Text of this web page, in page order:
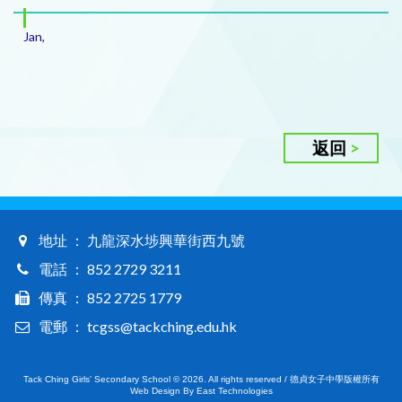
Jan,
返回
地址 ： 九龍深水埗興華街西九號
電話 ： 852 2729 3211
傳真 ： 852 2725 1779
電郵 ： tcgss@tackching.edu.hk
Tack Ching Girls' Secondary School © 2026. All rights reserved / 德貞女子中學版權所有
Web Design By East Technologies